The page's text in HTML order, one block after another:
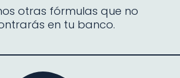
otras fórmulas que no
en tu banco.